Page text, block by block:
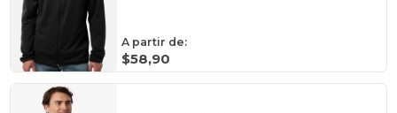
A partir de:
$58,90